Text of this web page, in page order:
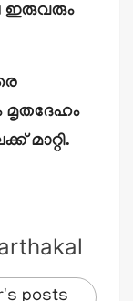
ഇരുവരും
മൃതദേഹം
മാറ്റി.
posts